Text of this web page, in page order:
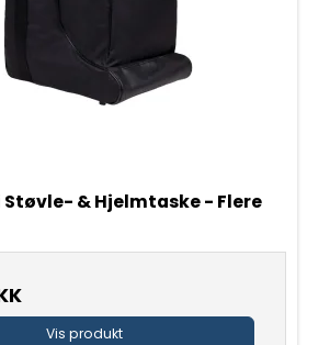
Støvle- & Hjelmtaske - Flere
Vis produkt